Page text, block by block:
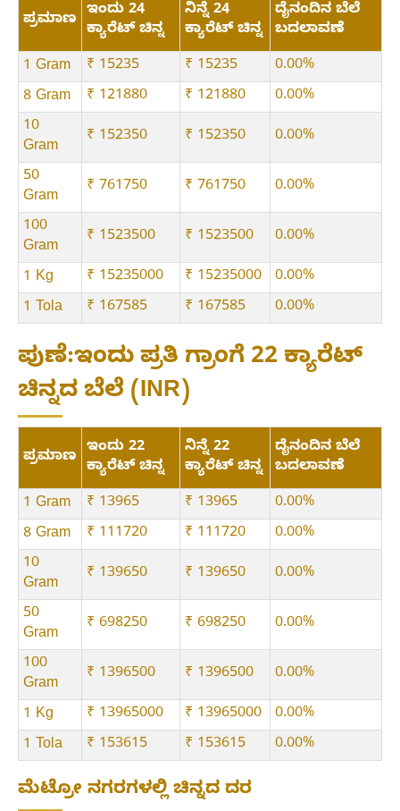
ಪ್ರಮಾಣ ಇಂದು 24
ಕ್ಯಾರೆಟ್ ಚಿನ್ನ
ನಿನ್ನೆ 24
ಕ್ಯಾರೆಟ್ ಚಿನ್ನ
ದೈನಂದಿನ ಬೆಲೆ
ಬದಲಾವಣೆ
1 Gram
₹ 15235 ₹ 15235
0.00%
8 Gram
₹ 121880 ₹ 121880
0.00%
10
Gram
₹ 152350 ₹ 152350 0.00%
50
Gram
₹ 761750 ₹ 761750 0.00%
100
Gram
₹ 1523500 ₹ 1523500 0.00%
1 Kg ₹ 15235000 ₹ 15235000
0.00%
1 Tola
₹ 167585 ₹ 167585 0.00%
ಪುಣೆ:ಇಂದು ಪ್ರತಿ ಗ್ರಾಂಗೆ 22 ಕ್ಯಾರೆಟ್
ಚಿನ್ನದ ಬೆಲೆ (INR)
ಪ್ರಮಾಣ ಇಂದು 22
ಕ್ಯಾರೆಟ್ ಚಿನ್ನ
ನಿನ್ನೆ 22
ಕ್ಯಾರೆಟ್ ಚಿನ್ನ
ದೈನಂದಿನ ಬೆಲೆ
ಬದಲಾವಣೆ
1 Gram
₹ 13965 ₹ 13965
0.00%
8 Gram
₹ 111720 ₹ 111720
0.00%
10
Gram
₹ 139650 ₹ 139650 0.00%
50
Gram
₹ 698250 ₹ 698250 0.00%
100
Gram
₹ 1396500 ₹ 1396500 0.00%
1 Kg ₹ 13965000 ₹ 13965000
0.00%
1 Tola
₹ 153615 ₹ 153615 0.00%
ಮೆಟ್ರೋ ನಗರಗಳಲ್ಲಿ ಚಿನ್ನದ ದರ